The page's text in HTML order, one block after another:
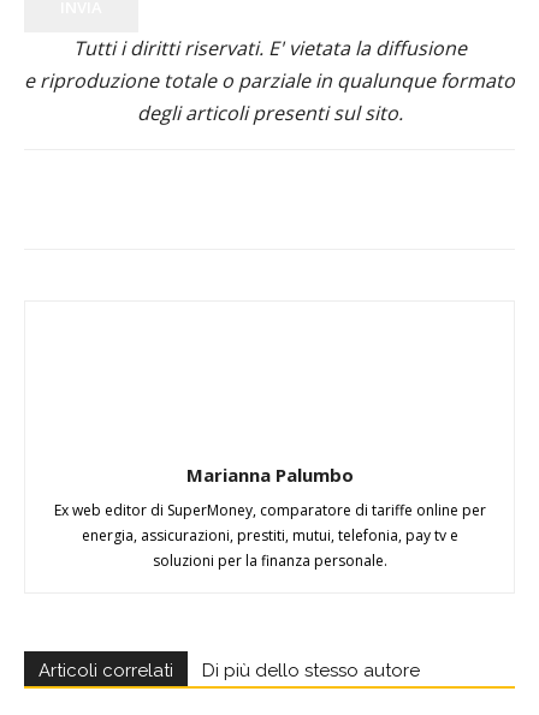
Tutti i diritti riservati. E' vietata la diffusione
e riproduzione totale o parziale in qualunque formato
degli articoli presenti sul sito.
Marianna Palumbo
Ex web editor di SuperMoney, comparatore di tariffe online per
energia, assicurazioni, prestiti, mutui, telefonia, pay tv e
soluzioni per la finanza personale.
Articoli correlati Di più dello stesso autore